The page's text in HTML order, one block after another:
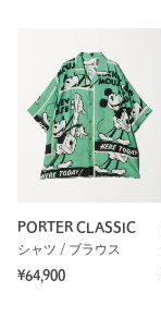
PORTER CLASSIC
シャツ / ブラウス
¥64,900